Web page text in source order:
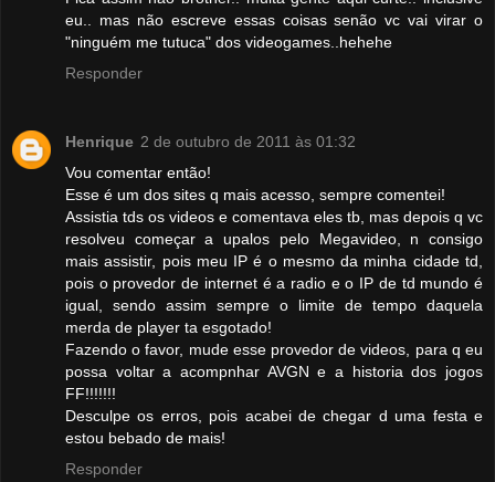
eu.. mas não escreve essas coisas senão vc vai virar o
"ninguém me tutuca" dos videogames..hehehe
Responder
Henrique 2 de outubro de 2011 às 01:32
Vou comentar então!
Esse é um dos sites q mais acesso, sempre comentei!
Assistia tds os videos e comentava eles tb, mas depois q vc
resolveu começar a upalos pelo Megavideo, n consigo
mais assistir, pois meu IP é o mesmo da minha cidade td,
pois o provedor de internet é a radio e o IP de td mundo é
igual, sendo assim sempre o limite de tempo daquela
merda de player ta esgotado!
Fazendo o favor, mude esse provedor de videos, para q eu
possa voltar a acompnhar AVGN e a historia dos jogos
FF!!!!!!!
Desculpe os erros, pois acabei de chegar d uma festa e
estou bebado de mais!
Responder